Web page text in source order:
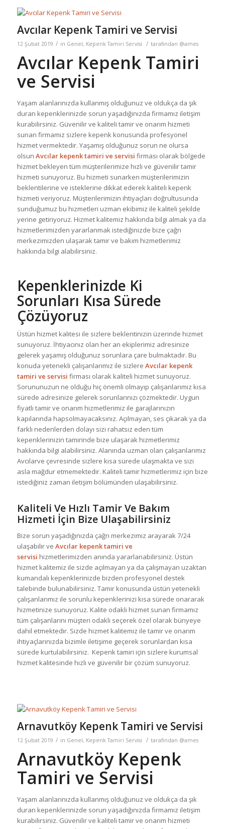
Avcılar Kepenk Tamiri ve Servisi
12 Şubat 2019 / in Genel, Kepenk Tamiri Servisi / tarafından @ames
Avcılar Kepenk Tamiri
ve Servisi
Yaşam alanlarınızda kullanmış olduğunuz ve oldukça da şık
duran kepenklerinizde sorun yaşadığınızda firmamız iletişim
kurabilirsiniz. Güvenilir ve kaliteli tamir ve onarım hizmeti
sunan firmamız sizlere kepenk konusunda profesyonel
hizmet vermektedir. Yaşamış olduğunuz sorun ne olursa
olsun Avcılar kepenk tamiri ve servisi firması olarak bölgede
hizmet bekleyen tüm müşterilerimize hızlı ve güvenilir tamir
hizmeti sunuyoruz. Bu hizmeti sunarken müşterilerimizin
beklentilerine ve isteklerine dikkat ederek kaliteli kepenk
hizmeti veriyoruz. Müşterilerimizin ihtiyaçları doğrultusunda
sunduğumuz bu hizmetleri uzman ekibimiz ile kaliteli şekilde
yerine getiriyoruz. Hizmet kalitemiz hakkında bilgi almak ya da
hizmetlerimizden yararlanmak istediğinizde bize çağrı
merkezimizden ulaşarak tamir ve bakım hizmetlerimiz
hakkında bilgi alabilirsiniz.
Kepenklerinizde Ki
Sorunları Kısa Sürede
Çözüyoruz
Üstün hizmet kalitesi ile sizlere beklentinizin üzerinde hizmet
sunuyoruz. İhtiyacınız olan her an ekiplerimiz adresinize
gelerek yaşamış olduğunuz sorunlara çare bulmaktadır. Bu
konuda yetenekli çalışanlarımız ile sizlere Avcılar kepenk
tamiri ve servisi firması olarak kaliteli hizmet sunuyoruz.
Sorununuzun ne olduğu hiç önemli olmayıp çalışanlarımız kısa
sürede adresinize gelerek sorunlarınızı çözmektedir. Uygun
fiyatlı tamir ve onarım hizmetlerimiz ile garajlarınızın
kapılarında hapsolmayacaksınız. Açılmayan, ses çıkarak ya da
farklı nedenlerden dolayı sizi rahatsız eden tüm
kepenklerinizin tamirinde bize ulaşarak hizmetlerimiz
hakkında bilgi alabilirsiniz. Alanında uzman olan çalışanlarımız
Avcılarve çevresinde sizlere kısa sürede ulaşmakta ve sizi
asla mağdur etmemektedir. Kaliteli tamir hizmetlerimiz için bize
istediğiniz zaman iletişim bölümünden ulaşabilirsiniz.
Kaliteli Ve Hızlı Tamir Ve Bakım
Hizmeti İçin Bize Ulaşabilirsiniz
Bize sorun yaşadığınızda çağrı merkezimiz arayarak 7/24
ulaşabilir ve Avcılar kepenk tamiri ve
servisi hizmetlerimizden anında yararlanabilirsiniz. Üstün
hizmet kalitemiz ile sizde açılmayan ya da çalışmayan uzaktan
kumandalı kepenklerinizde bizden profesyonel destek
talebinde bulunabilirsiniz. Tamir konusunda üstün yetenekli
çalışanlarımız ile sorunlu kepenklerinizi kısa sürede onararak
hizmetinize sunuyoruz. Kalite odaklı hizmet sunan firmamız
tüm çalışanlarını müşteri odaklı seçerek özel olarak bünyeye
dahil etmektedir. Sizde hizmet kalitemiz ile tamir ve onarım
ihtiyaçlarınızda bizimle iletişime geçerek sorunlardan kısa
sürede kurtulabilirsiniz. Kepenk tamiri için sizlere kurumsal
hizmet kalitesinde hızlı ve güvenilir bir çözüm sunuyoruz.
Arnavutköy Kepenk Tamiri ve Servisi
12 Şubat 2019 / in Genel, Kepenk Tamiri Servisi / tarafından @ames
Arnavutköy Kepenk
Tamiri ve Servisi
Yaşam alanlarınızda kullanmış olduğunuz ve oldukça da şık
duran kepenklerinizde sorun yaşadığınızda firmamız iletişim
kurabilirsiniz. Güvenilir ve kaliteli tamir ve onarım hizmeti